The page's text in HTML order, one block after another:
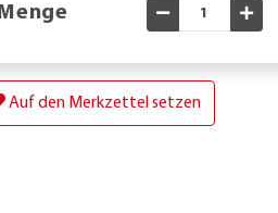
Menge Gewünschte
Auf den Merkzettel setzen